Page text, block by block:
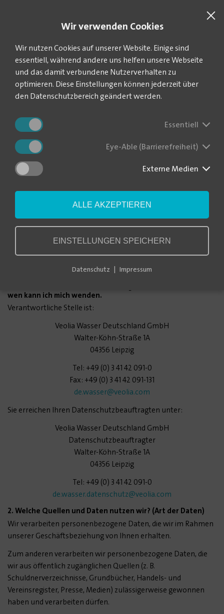
Startseite
Datenschutz Informationspflichten für Lieferanten
Informationspflichten
für Lieferanten
Die nachfolgenden Datenschutzhinweise geben einen
Überblick über die Erhebung, Verarbeitung und Nutzung Ihrer
Daten.
Überblick über die Verarbeitung Ihrer personenbezogenen
Daten durch uns und Ihre Rechte aus dem Datenschutzrecht
Weise diese genutzt werden, richtet sich maßgeblich nach den
jeweils mit Ihnen vereinbarten vertraglichen Pflichten für die
Lieferung von Waren und Dienstleistungen.
wen kann ich mich wenden.
Verantwortliche Stelle ist:
Veolia Wasser Deutschland GmbH
Walter-Köhn-Straße 1A
04356 Leipzig
Tel: +49 (0) 3 41 42 091-0
Fax: +49 (0) 3 41 42 091-131
de.wasser@veolia.com
Sie erreichen Ihren Datenschutzbeauftragten unter:
Veolia Wasser Deutschland GmbH
Datenschutzbeauftragter
Walter-Köhn-Straße 1A
04356 Leipzig
Tel: +49 (0) 3 41 42 091-0
de.wasser.datenschutz@veolia.com
2. Welche Quellen und Daten nutzen wir? (Art der Daten)
Wir verarbeiten personenbezogene Daten, die wir im Rahmen
unserer Geschäftsbeziehung von Ihnen erhalten.
Zum anderen verarbeiten wir personenbezogene Daten, die
wir aus öffentlich zugänglichen Quellen (z. B.
Schuldnerverzeichnisse, Grundbücher, Handels- und
Vereinsregister, Presse, Medien) zulässigerweise gewonnen
haben und verarbeiten dürfen.
Wir verwenden Cookies
Wir nutzen Cookies auf unserer Website. Einige sind
essentiell, während andere uns helfen unsere Webseite
und das damit verbundene Nutzerverhalten zu
optimieren. Diese Einstellungen können jederzeit über
den Datenschutzbereich geändert werden.
Essentiell
Eye-Able (Barrierefreiheit)
Externe Medien
ALLE AKZEPTIEREN
EINSTELLUNGEN SPEICHERN
Datenschutz Impressum